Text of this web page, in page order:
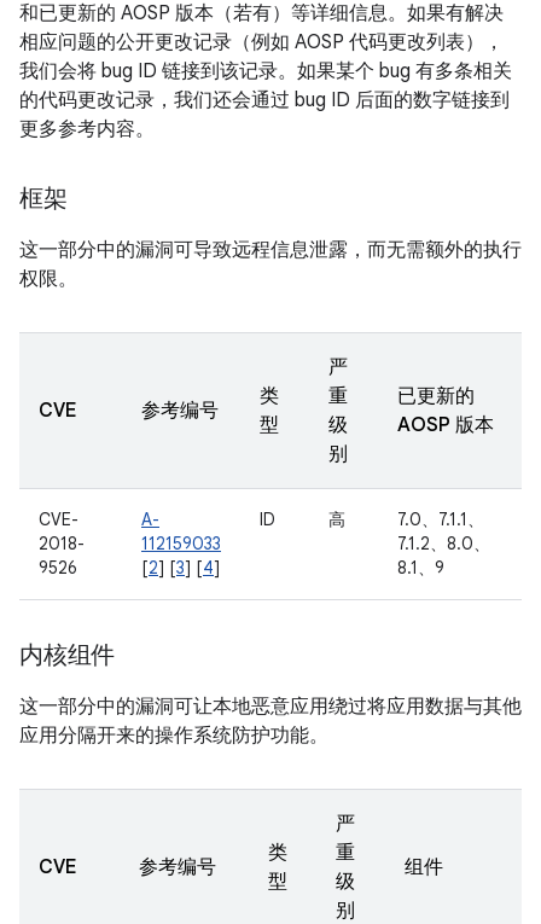
和已更新的 AOSP 版本（若有）等详细信息。如果有解决
相应问题的公开更改记录（例如 AOSP 代码更改列表），
我们会将 bug ID 链接到该记录。如果某个 bug 有多条相关
的代码更改记录，我们还会通过 bug ID 后面的数字链接到
更多参考内容。
框架
这一部分中的漏洞可导致远程信息泄露，而无需额外的执行
权限。
CVE 参考编号
类
型
严
重
级
别
已更新的
AOSP 版本
CVE-
2018-
9526
A-
112159033
[2] [3] [4]
ID 高
7.0、7.1.1、
7.1.2、8.0、
8.1、9
内核组件
这一部分中的漏洞可让本地恶意应用绕过将应用数据与其他
应用分隔开来的操作系统防护功能。
CVE 参考编号
类
型
严
重
级
别
组件